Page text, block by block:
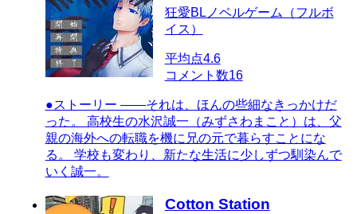
狂愛BLノベルゲーム（フルボ
イス）
平均点4.6
コメント数16
●ストーリー ――それは、ほんの些細なきっかけだ
った。 高校生の水沢誠一（みずさわまこと）は、父
親の海外への転職を機に兄の元で暮らすことにな
る。 学校も変わり、新たな生活に少しずつ馴染んで
いく誠一。
Cotton Station